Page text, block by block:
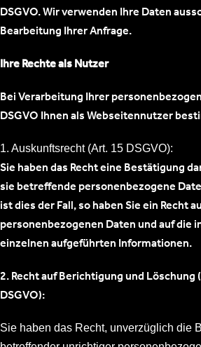
DSGVO. Wir verwenden Ihre Daten
Bearbeitung Ihrer Anfrage.
Ihre Rechte als Nutzer
Bei Verarbeitung Ihrer
DSGVO Ihnen als Webseitennutzer
1. Auskunftsrecht (Art. 15 DSGVO):
Sie haben das Recht eine Bestätigung
sie betreffende personenbezogene
ist dies der Fall, so haben Sie ein Recht
personenbezogenen Daten und auf die
einzelnen aufgeführten Informationen.
2. Recht auf Berichtigung und Löschung
DSGVO):
Sie haben das Recht, unverzüglich die